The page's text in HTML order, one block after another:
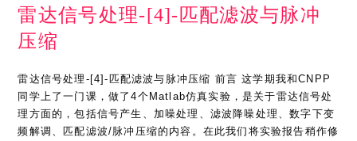
雷达信号处理-[4]-匹配滤波与脉冲
压缩
雷达信号处理-[4]-匹配滤波与脉冲压缩 前言 这学期我和CNPP
同学上了一门课，做了4个Matlab仿真实验，是关于雷达信号处
理方面的，包括信号产生、加噪处理、滤波降噪处理、数字下变
频解调、匹配滤波/脉冲压缩的内容。在此我们将实验报告稍作修